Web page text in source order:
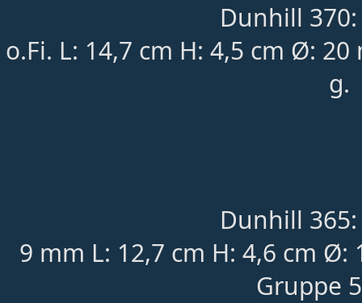
Dunhill
o.Fi. L: 14,7 cm H: 4,5 cm Ø:
g.
Dunhill
9 mm L: 12,7 cm H: 4,6 cm Ø:
Gruppe